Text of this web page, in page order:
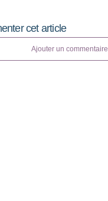
cet article
Ajouter un commentaire